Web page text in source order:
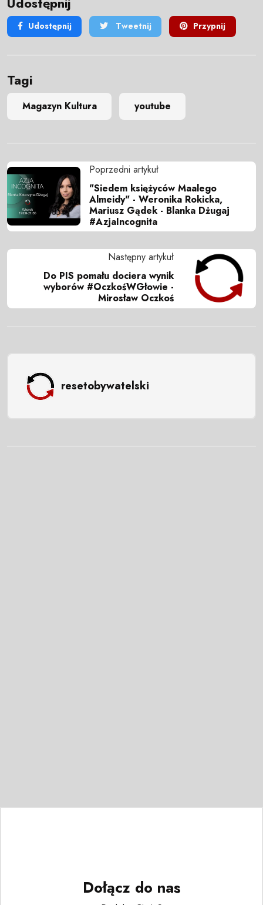
Udostępnij Tweetnij Przypnij
Tagi
Magazyn Kultura youtube
Poprzedni artykuł
"Siedem księżyców Maalego
Almeidy" - Weronika Rokicka,
Mariusz Gądek - Blanka Dżugaj
#AzjaIncognita
Następny artykuł
Do PIS pomału dociera wynik
wyborów #OczkośWGłowie -
Mirosław Oczkoś
resetobywatelski
Dołącz do nas